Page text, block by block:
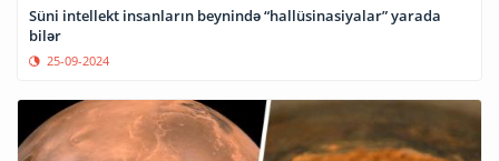
Süni intellekt insanların beynində “hallüsinasiyalar” yarada
bilər
25-09-2024